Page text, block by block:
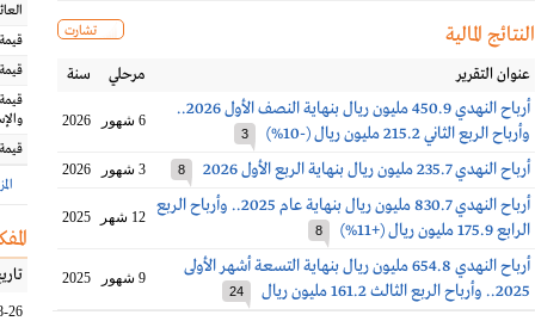
تشارت النتائج المالية
عنوان التقرير مرحلي سنة
أرباح النهدي 450.9 مليون ريال بنهاية النصف الأول 2026..
وأرباح الربع الثاني 215.2 مليون ريال (-10%)
3
6 شهور 2026
أرباح النهدي 235.7 مليون ريال بنهاية الربع الأول 2026 8 3 شهور 2026
أرباح النهدي 830.7 مليون ريال بنهاية عام 2025.. وأرباح الربع
الرابع 175.9 مليون ريال (+11%)
8
12 شهر 2025
أرباح النهدي 654.8 مليون ريال بنهاية التسعة أشهر الأولى
2025.. وأرباح الربع الثالث 161.2 مليون ريال
24
9 شهور 2025
26